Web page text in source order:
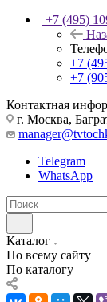
+7 (495)
+7
+7
Контактная
г. Москва,
Telegram
WhatsApp
Каталог
По всему сайту
По каталогу